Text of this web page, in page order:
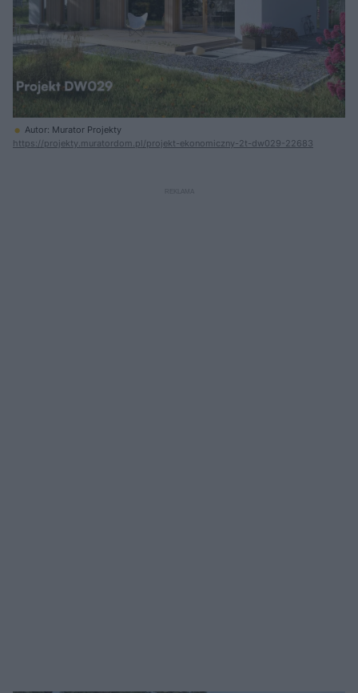
Autor: Murator Projekty
https://projekty.muratordom.pl/projekt-ekonomiczny-2t-dw029-22683